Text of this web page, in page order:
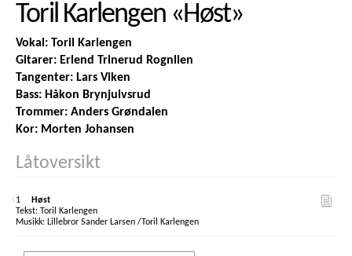
Toril Karlengen «Høst»
Vokal: Toril Karlengen
Gitarer: Erlend Trinerud Rognlien
Tangenter: Lars Viken
Bass: Håkon Brynjulvsrud
Trommer: Anders Grøndalen
Kor: Morten Johansen
Låtoversikt
1
Høst
Toril Karlengen
Lillebror Sander Larsen /Toril Karlengen